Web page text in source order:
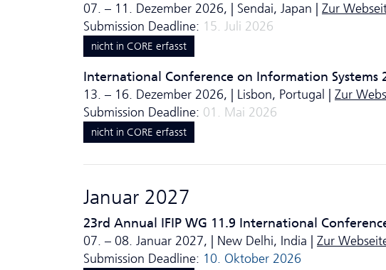
07. – 11. Dezember 2026, | Sendai, Japan | Zur
Submission Deadline: 15. Juli 2026
nicht in CORE erfasst
International Conference on Information Systems
13. – 16. Dezember 2026, | Lisbon, Portugal | Zur
Submission Deadline: 01. Mai 2026
nicht in CORE erfasst
Januar 2027
23rd Annual IFIP WG 11.9 International
07. – 08. Januar 2027, | New Delhi, India | Zur
Submission Deadline: 10. Oktober 2026